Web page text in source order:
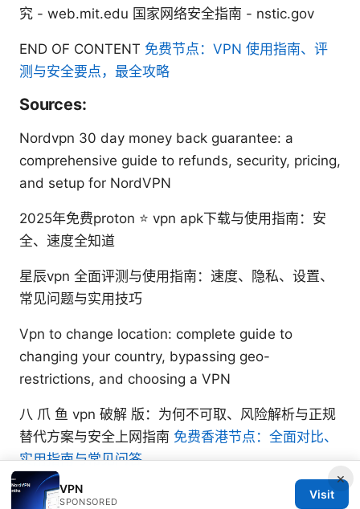
究 - web.mit.edu 国家网络安全指南 - nstic.gov
END OF CONTENT 免费节点：VPN 使用指南、评
测与安全要点，最全攻略
Sources:
Nordvpn 30 day money back guarantee: a
comprehensive guide to refunds, security, pricing,
and setup for NordVPN
2025年免费proton ⭐ vpn apk下载与使用指南：安
全、速度全知道
星辰vpn 全面评测与使用指南：速度、隐私、设置、
常见问题与实用技巧
Vpn to change location: complete guide to
changing your country, bypassing geo-
restrictions, and choosing a VPN
八 爪 鱼 vpn 破解 版：为何不可取、风险解析与正规
替代方案与安全上网指南 免费香港节点：全面对比、
实用指南与常见问答
×
VPN
SPONSORED
Visit